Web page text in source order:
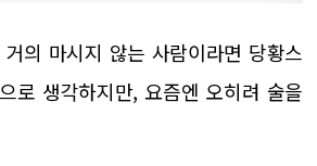
의 마시지 않는 사람이라면 당황스
로 생각하지만, 요즘엔 오히려 술을